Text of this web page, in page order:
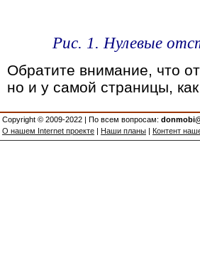
Рис. 1. Нулевые
Обратите внимание, что
но и у самой страницы,
Copyright © 2009-2022 | По всем вопросам:
О нашем Internet проекте | Наши планы | Контент